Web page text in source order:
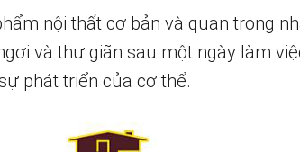
nội thất cơ bản và quan trọng
và thư giãn sau một ngày làm
phát triển của cơ thể.